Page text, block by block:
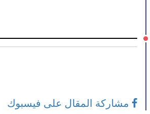
مشاركة المقال على فيسبوك